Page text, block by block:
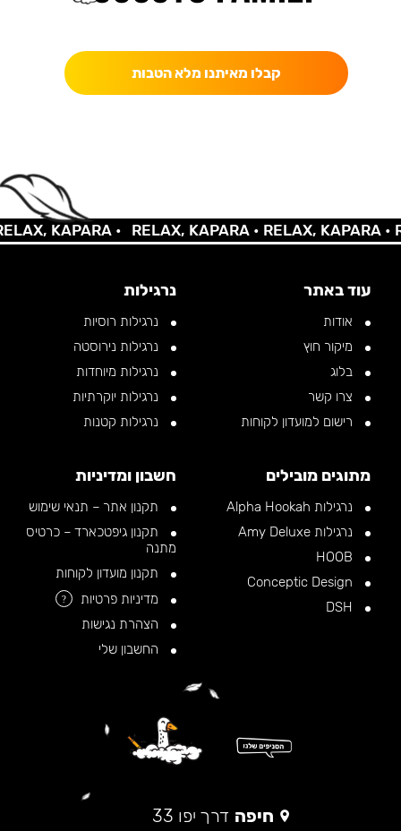
קבלו מאיתנו מלא הטבות
KAPARA • RELAX, KAPARA •RELAX, KAPARA •
עוד באתר
אודות
מיקור חוץ
בלוג
צרו קשר
רישום למועדון לקוחות
נרגילות
נרגילות רוסיות
נרגילות נירוסטה
נרגילות מיוחדות
נרגילות יוקרתיות
נרגילות קטנות
מתוגים מובילים
נרגילות Alpha Hookah
נרגילות Amy Deluxe
חשבון ומדיניות
תקנון אתר – תנאי שימוש
תקנון גיפטכארד – כרטיס
מתנה
תקנון מועדון לקוחות
מדיניות פרטיות
?
הצהרת נגישות
החשבון שלי
חיפה דרך יפו 33